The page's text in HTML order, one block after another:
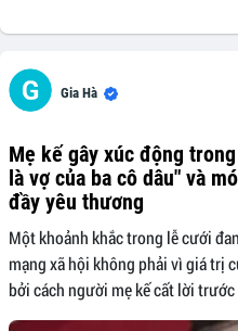
Gia Hà
Mẹ kế gây xúc động
là vợ của ba cô dâu" và
đầy yêu thương
Một khoảnh khắc trong lễ cưới
mạng xã hội không phải vì giá trị
bởi cách người mẹ kế cất lời